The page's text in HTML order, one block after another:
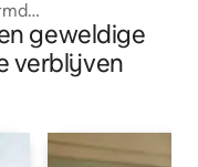
geweldige
verblijven